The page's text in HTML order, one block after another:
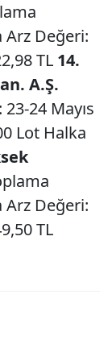
Arz Değeri:
TL 14.
A.Ş.
24 Mayıs
Lot Halka
Arz Değeri:
TL